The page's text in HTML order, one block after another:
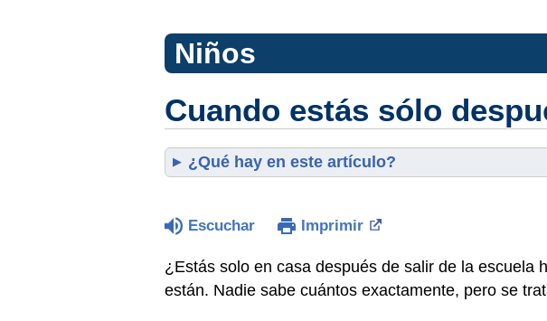
Niños
Cuando estás sólo
¿Qué hay en este artículo?
Escuchar Imprimir
¿Estás solo en casa después de salir de la escuela
están. Nadie sabe cuántos exactamente, pero se